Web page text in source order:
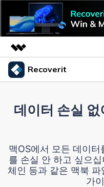
주요 제품
유틸리티
비즈니스
뉴스룸
Recoverit
Recoverit -
선도적인 데이터
미디어 복구하기
복구 Tips
데이터 손실
맥OS에서 모든 데이
를 손실 안 하고 싶으
체인 등과 같은 맥북
가